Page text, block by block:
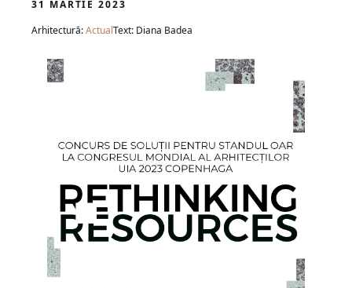
31 MARTIE 2023
Arhitectură:ActualText: Diana Badea